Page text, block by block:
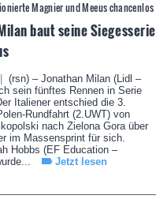
Magnier und Meeus chancenlos
baut seine Siegesserie
(rsn) – Jonathan Milan (Lidl –
sein fünftes Rennen in Serie
Italiener entschied die 3.
Rundfahrt (2.UWT) von
nach Zielona Gora über
im Massensprint für sich.
Hobbs (EF Education –
Jetzt lesen